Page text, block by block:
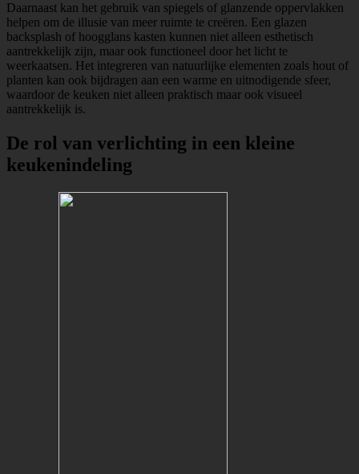
Daarnaast kan het gebruik van spiegels of glanzende oppervlakken
helpen om de illusie van meer ruimte te creëren. Een glazen
backsplash of hoogglans kasten kunnen niet alleen esthetisch
aantrekkelijk zijn, maar ook functioneel door het licht te
weerkaatsen. Het integreren van natuurlijke elementen zoals hout of
planten kan ook bijdragen aan een warme en uitnodigende sfeer,
waardoor de keuken niet alleen praktisch maar ook visueel
aantrekkelijk is.
De rol van verlichting in een kleine
keukenindeling